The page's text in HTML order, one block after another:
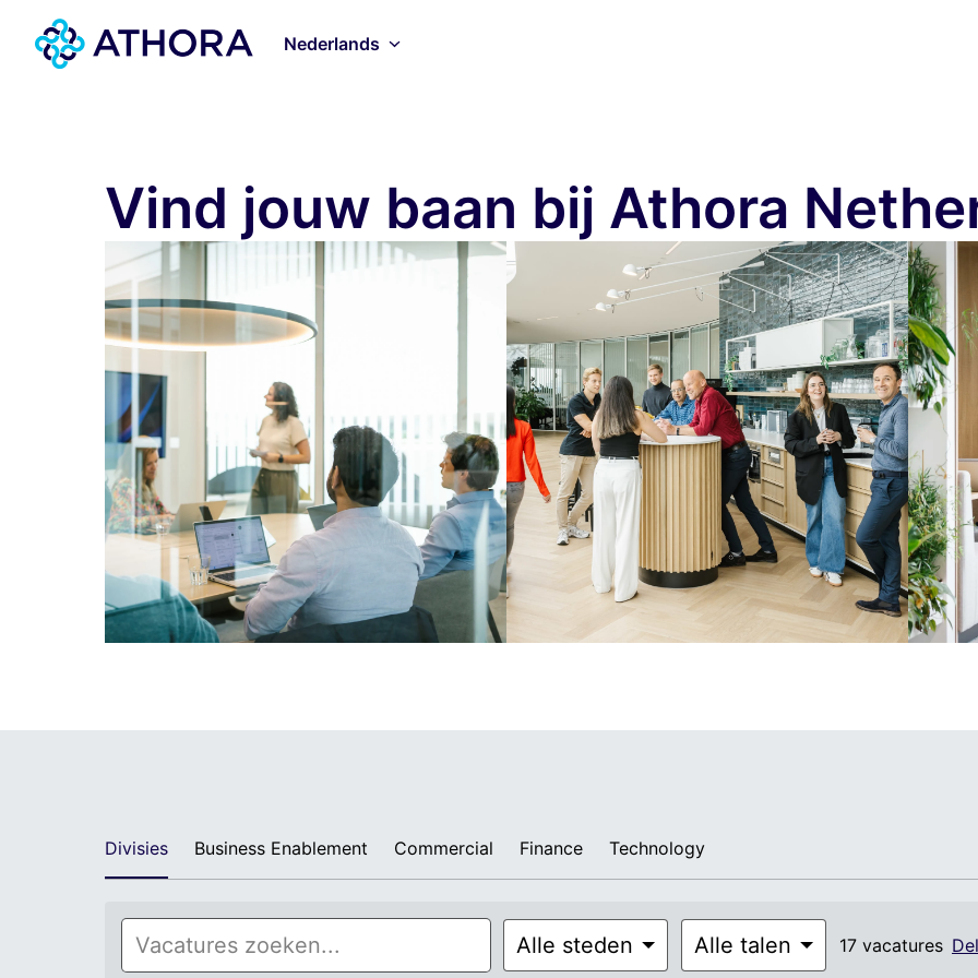
contentHomepagina
Nederlands
Vind jouw baan bij Athora
Divisies Business Enablement Commercial Finance Technology
Alle steden Alle talen 17 vacatures